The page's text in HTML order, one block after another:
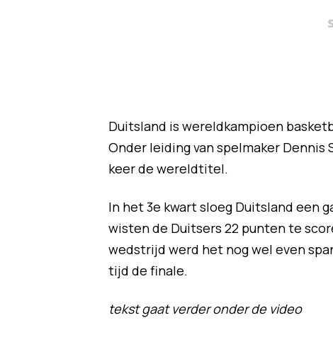
Duitsland is wereldkampioen
Onder leiding van spelmaker
keer de wereldtitel.
In het 3e kwart sloeg Duitsland een
wisten de Duitsers 22 punten te
wedstrijd werd het nog wel even
tijd de finale.
tekst gaat verder onder de video